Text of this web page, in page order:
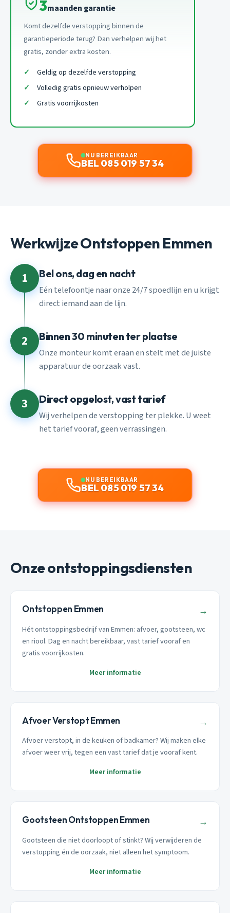
3maanden garantie
Komt dezelfde verstopping binnen de
garantieperiode terug? Dan verhelpen wij het
gratis, zonder extra kosten.
Geldig op dezelfde verstopping
Volledig gratis opnieuw verholpen
Gratis voorrijkosten
NU BEREIKBAAR
BEL 085 019 57 34
Werkwijze Ontstoppen Emmen
1 Bel ons, dag en nacht
Eén telefoontje naar onze 24/7 spoedlijn en u krijgt
direct iemand aan de lijn.
2 Binnen 30 minuten ter plaatse
Onze monteur komt eraan en stelt met de juiste
apparatuur de oorzaak vast.
3 Direct opgelost, vast tarief
Wij verhelpen de verstopping ter plekke. U weet
het tarief vooraf, geen verrassingen.
NU BEREIKBAAR
BEL 085 019 57 34
Onze ontstoppingsdiensten
Ontstoppen Emmen →
Hét ontstoppingsbedrijf van Emmen: afvoer, gootsteen, wc
en riool. Dag en nacht bereikbaar, vast tarief vooraf en
gratis voorrijkosten.
Meer informatie
Afvoer Verstopt Emmen →
Afvoer verstopt, in de keuken of badkamer? Wij maken elke
afvoer weer vrij, tegen een vast tarief dat je vooraf kent.
Meer informatie
Gootsteen Ontstoppen Emmen →
Gootsteen die niet doorloopt of stinkt? Wij verwijderen de
verstopping én de oorzaak, niet alleen het symptoom.
Meer informatie